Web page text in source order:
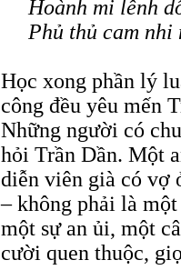
Hoành mi lễnh
Phủ thủ cam nhi
Học xong phần lý
công đều yêu mến
Những người có
hỏi Trần Dần. Một
diễn viên già có vợ
– không phải là
một sự an ủi, một
cười quen thuộc,